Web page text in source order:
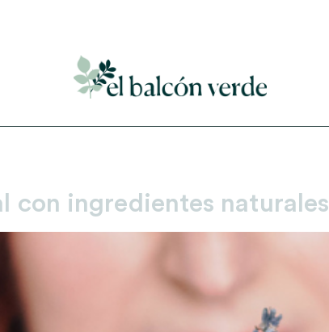
con ingredientes naturales